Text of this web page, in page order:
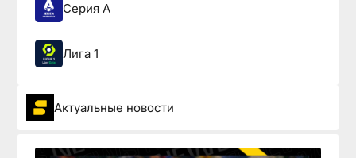
Серия А
Лига 1
Актуальные новости